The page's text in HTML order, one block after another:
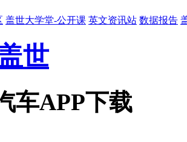
盖世大学堂-公开课 英文资讯站 数据报告
世
车APP下载